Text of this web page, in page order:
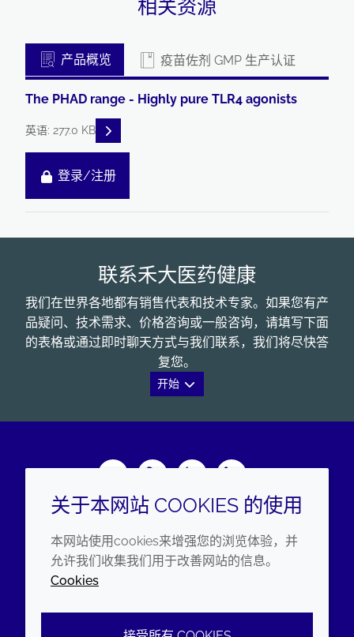
相关资源
产品概览 疫苗佐剂 GMP 生产认证
The PHAD range - Highly pure TLR4 agonists
英语: 277.0 KB READ DESCRIPTIONS
登录/注册
联系禾大医药健康
我们在世界各地都有销售代表和技术专家。如果您有产
品疑问、技术需求、价格咨询或一般咨询，请填写下面
的表格或通过即时聊天方式与我们联系，我们将尽快答
复您。
开始
企业
年度报告
可持续发展报告
禾大集团
法律信息
条款和条件
可访问性声明
关于本网站 COOKIES 的使用
本网站使用cookies来增强您的浏览体验，并
允许我们收集我们用于改善网站的信息。
Cookies